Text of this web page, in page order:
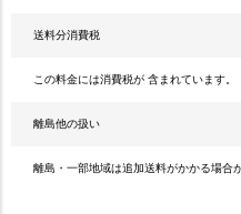
送料分消費税
この料金には消費税が 含まれています。
離島他の扱い
離島・一部地域は追加送料がかかる場合